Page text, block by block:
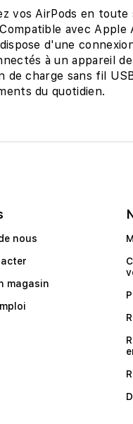
vos AirPods en
avec
d'une
à un appareil
de charge sans fil
du quotidien.
nous
magasin